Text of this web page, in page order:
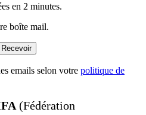
en 2 minutes.
boîte mail.
Recevoir
emails selon votre politique de
(Fédération